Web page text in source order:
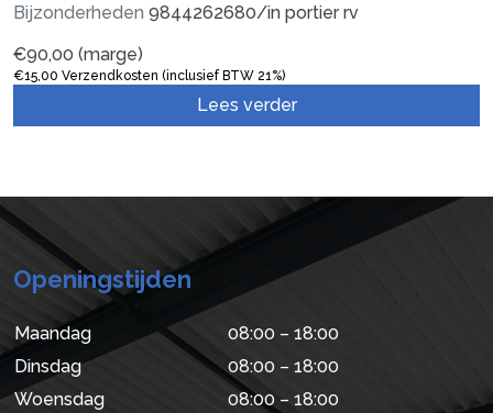
Bijzonderheden 9844262680/in portier rv
€90,00 (marge)
€15,00 Verzendkosten (inclusief BTW 21%)
Lees verder
Openingstijden
Maandag
08:00 – 18:00
Dinsdag
08:00 – 18:00
Woensdag
08:00 – 18:00